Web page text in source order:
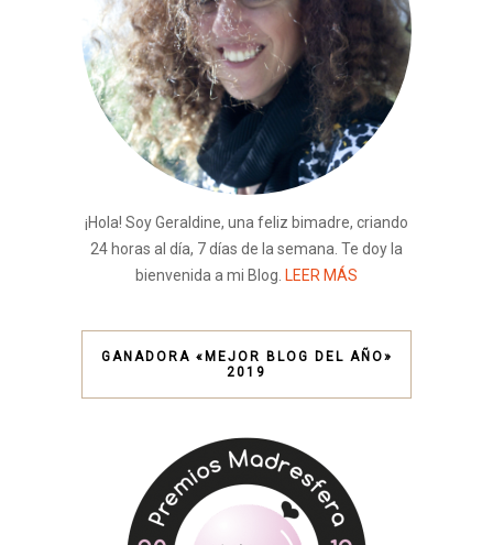
¡Hola! Soy Geraldine, una feliz bimadre, criando
24 horas al día, 7 días de la semana. Te doy la
bienvenida a mi Blog. LEER MÁS
GANADORA «MEJOR BLOG DEL AÑO»
2019